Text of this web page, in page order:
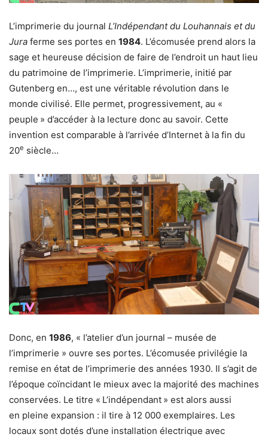
L’imprimerie du journal L’Indépendant du Louhannais et du
Jura ferme ses portes en 1984. L’écomusée prend alors la
sage et heureuse décision de faire de l’endroit un haut lieu
du patrimoine de l’imprimerie. L’imprimerie, initié par
Gutenberg en…, est une véritable révolution dans le
monde civilisé. Elle permet, progressivement, au «
peuple » d’accéder à la lecture donc au savoir. Cette
invention est comparable à l’arrivée d’Internet à la fin du
20e siècle…
Donc, en 1986, « l’atelier d’un journal – musée de
l’imprimerie » ouvre ses portes. L’écomusée privilégie la
remise en état de l’imprimerie des années 1930. Il s’agit de
l’époque coïncidant le mieux avec la majorité des machines
conservées. Le titre « L’indépendant » est alors aussi
en pleine expansion : il tire à 12 000 exemplaires. Les
locaux sont dotés d’une installation électrique avec